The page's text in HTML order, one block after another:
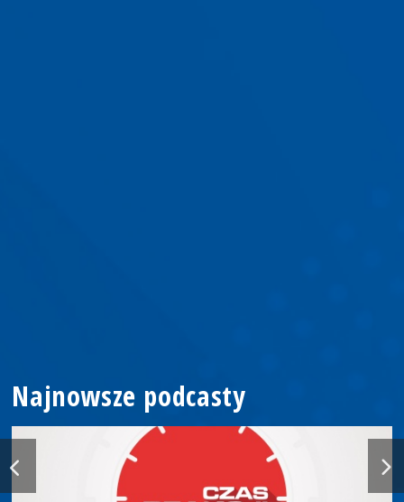
Najnowsze podcasty